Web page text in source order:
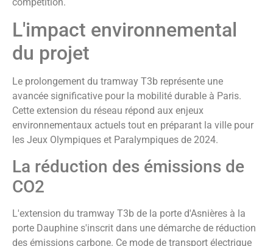
L'impact environnemental
du projet
Le prolongement du tramway T3b représente une
avancée significative pour la mobilité durable à Paris.
Cette extension du réseau répond aux enjeux
environnementaux actuels tout en préparant la ville pour
les Jeux Olympiques et Paralympiques de 2024.
La réduction des émissions de
CO2
L'extension du tramway T3b de la porte d'Asnières à la
porte Dauphine s'inscrit dans une démarche de réduction
des émissions carbone. Ce mode de transport électrique